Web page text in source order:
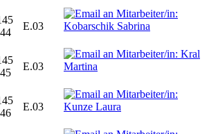
E.03
E.03
E.03